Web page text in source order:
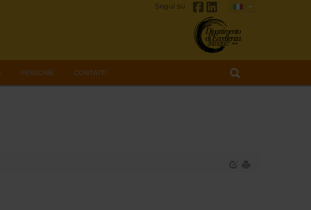
Segui su
PERSONE CONTATTI